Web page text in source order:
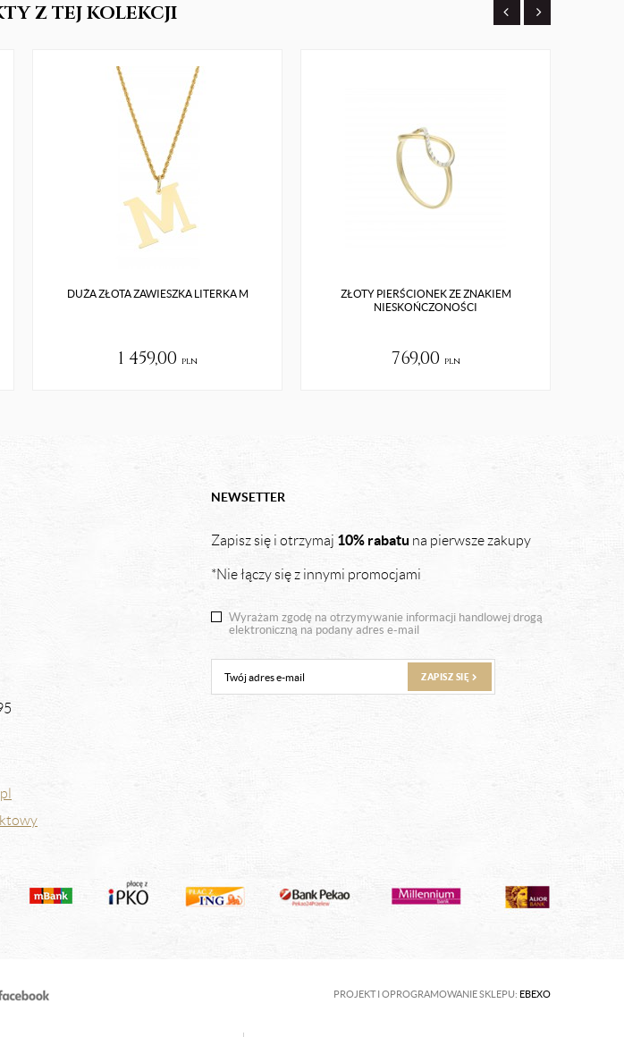
Z TEJ KOLEKCJI
DUŻA ZŁOTA ZAWIESZKA LITERKA M
1 459,00 pln
ZŁOTY PIERŚCIONEK ZE ZNAKIEM
NIESKOŃCZONOŚCI
769,00 pln
NEWSETTER
Zapisz się i otrzymaj 10% rabatu na pierwsze zakupy
*Nie łączy się z innymi promocjami
Wyrażam zgodę na otrzymywanie informacji handlowej drogą
elektroniczną na podany adres e-mail
ZAPISZ SIĘ
PROJEKT I OPROGRAMOWANIE SKLEPU: EBEXO